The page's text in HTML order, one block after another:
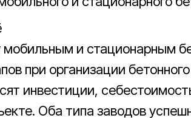
и стационарным
при организации
инвестиции,
Оба типа заводов